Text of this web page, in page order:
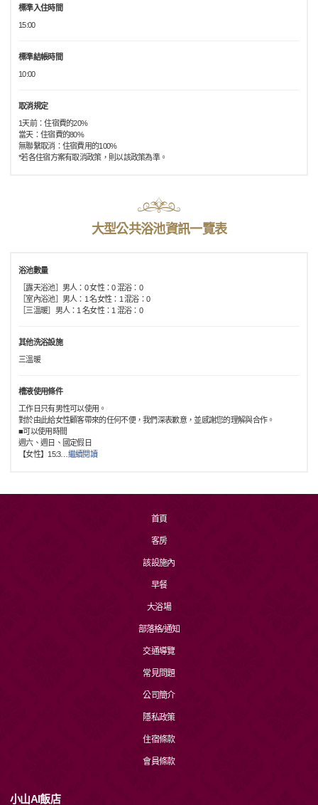
標準入住時間
15:00
標準結帳時間
10:00
取消規定
1天前：住宿費的20%
當天：住宿費的80%
無聯繫取消：住宿費用的100%
*若各住宿方案有取消政策，則以該政策為準。
大型公共浴池資訊一覽表
浴池數量
［露天浴池］男人：0 女性：0 混浴：0
［室內浴池］男人：1 名女性：1 混浴：0
［三溫暖］男人：1 名女性：1 混浴：0
其他洗浴設施
三溫暖
槽液使用條件
工作日只有男性可以使用。
對於由此給女性顧客帶來的任何不便，我們深表歉意，並感謝您的理解與合作。
■可以使用時間
週六、週日、國定假日
【女性】15:3… 繼續閱讀
首頁
客房
該設施內
早餐
大浴場
部落格/通知
交通導覽
常見問題
公司簡介
隱私政策
住宿條款
會員條款
小山AI飯店